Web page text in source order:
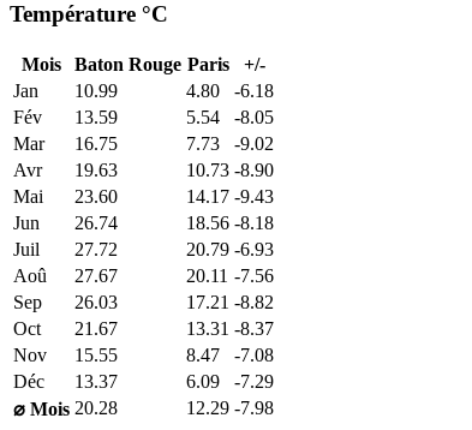
Température °C
Mois Baton Rouge Paris
+/-
Jan
10.99 4.80
-6.18
Fév
13.59 5.54
-8.05
Mar
16.75 7.73
-9.02
Avr
19.63 10.73 -8.90
Mai
23.60 14.17 -9.43
Jun
26.74 18.56 -8.18
Juil
27.72 20.79 -6.93
Aoû
27.67 20.11 -7.56
Sep
26.03 17.21 -8.82
Oct
21.67 13.31 -8.37
Nov
15.55 8.47
-7.08
Déc
13.37 6.09
-7.29
⌀ Mois 20.28 12.29 -7.98